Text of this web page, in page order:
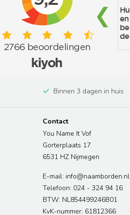
Binnen 3 dagen in huis
Contact
You Name It Vof
Gorterplaats 17
6531 HZ Nijmegen
E-mail: info@naamborden.nl
Telefoon: 024 - 324 94 16
BTW: NL854499246B01
KvK-nummer: 61812366